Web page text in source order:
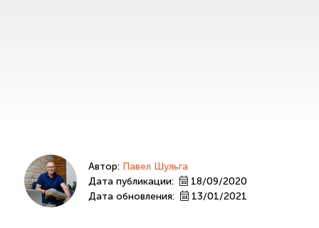
Автор: Павел Шульга
Дата публикации:
18/09/2020
Дата обновления:
13/01/2021